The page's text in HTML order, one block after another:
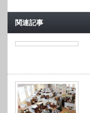
関連記事